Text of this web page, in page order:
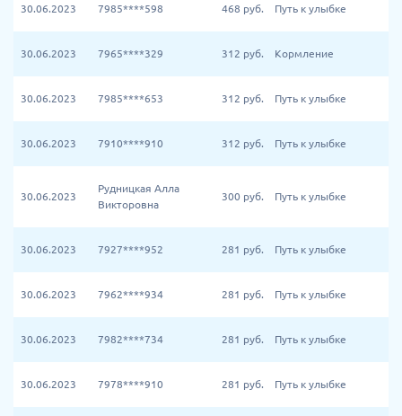
30.06.2023 7985****598 468 руб. Путь к улыбке
30.06.2023 7965****329 312 руб. Кормление
30.06.2023 7985****653 312 руб. Путь к улыбке
30.06.2023 7910****910 312 руб. Путь к улыбке
30.06.2023
Рудницкая Алла
Викторовна
300 руб. Путь к улыбке
30.06.2023 7927****952 281 руб. Путь к улыбке
30.06.2023 7962****934 281 руб. Путь к улыбке
30.06.2023 7982****734 281 руб. Путь к улыбке
30.06.2023 7978****910 281 руб. Путь к улыбке